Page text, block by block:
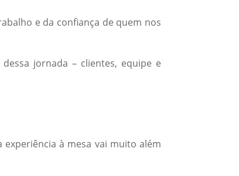
e da confiança de quem nos
jornada – clientes, equipe e
à mesa vai muito além